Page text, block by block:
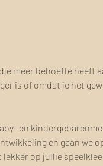
meer behoefte heeft
is of omdat je het
en
en gaan we
op jullie